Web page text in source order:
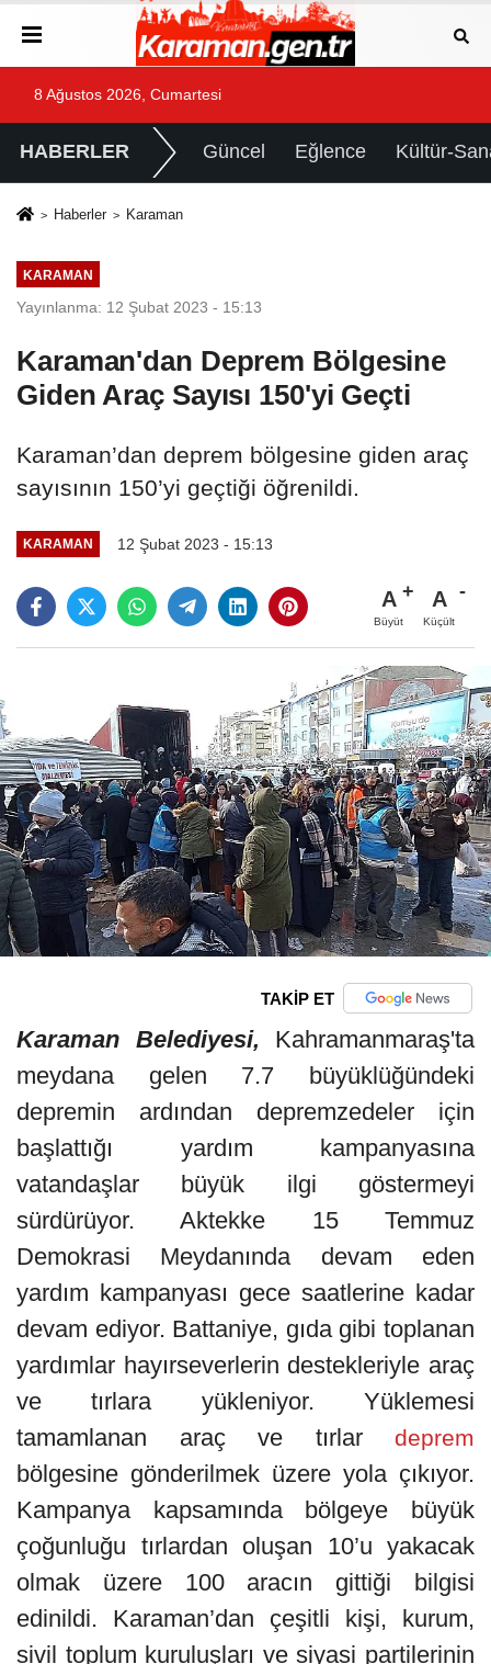
8 Ağustos 2026, Cumartesi
HABERLER Güncel Eğlence Kültür-
Haberler Karaman
KARAMAN
Yayınlanma: 12 Şubat 2023 - 15:13
Karaman'dan Deprem Bölgesine
Giden Araç Sayısı 150'yi Geçti
Karaman’dan deprem bölgesine giden araç
sayısının 150’yi geçtiği öğrenildi.
KARAMAN 12 Şubat 2023 - 15:13
A
Büyüt
A
Küçült
TAKİP ET
Karaman Belediyesi, Kahramanmaraş'ta
meydana gelen 7.7 büyüklüğündeki
depremin ardından depremzedeler için
başlattığı yardım kampanyasına
vatandaşlar büyük ilgi göstermeyi
sürdürüyor. Aktekke 15 Temmuz
Demokrasi Meydanında devam eden
yardım kampanyası gece saatlerine kadar
devam ediyor. Battaniye, gıda gibi toplanan
yardımlar hayırseverlerin destekleriyle araç
ve tırlara yükleniyor. Yüklemesi
tamamlanan araç ve tırlardeprem
bölgesine gönderilmek üzere yola çıkıyor.
Kampanya kapsamında bölgeye büyük
çoğunluğu tırlardan oluşan 10’u yakacak
olmak üzere 100 aracın gittiği bilgisi
edinildi. Karaman’dan çeşitli kişi, kurum,
sivil toplum kuruluşları ve siyasi partilerinin